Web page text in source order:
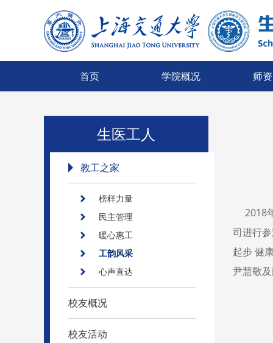
首页 学院概况 师
生医工人
教工之家
榜样力量
民主管理
暖心惠工
工韵风采
心声直达
校友概况
校友活动
2018
司进行
起步 健
尹慧敬